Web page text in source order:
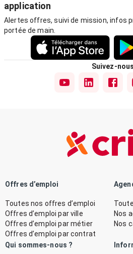
application
Alertes offres, suivi de mission, infos
portée de main.
Suivez-nous
Offres d’emploi
Toutes nos offres d’emploi
Offres d’emploi par ville
Offres d’emploi par métier
Offres d’emploi par contrat
Nos
Nos
Qui sommes-nous ?